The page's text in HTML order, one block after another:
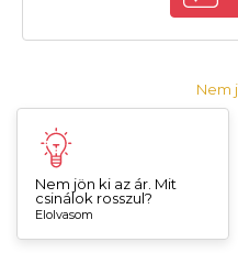
Nem
Nem jön ki az ár. Mit
csinálok rosszul?
Elolvasom